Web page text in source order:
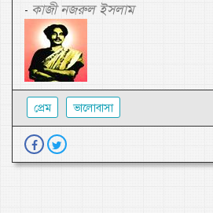
- কাজী নজরুল ইসলাম
প্রেম ভালোবাসা